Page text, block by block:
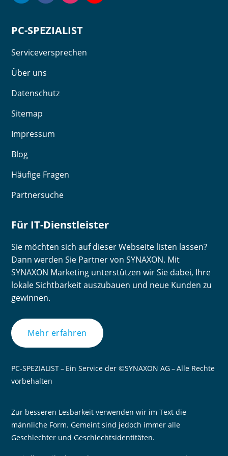
PC-SPEZIALIST
Serviceversprechen
Über uns
Datenschutz
Sitemap
Impressum
Blog
Häufige Fragen
Partnersuche
Für IT-Dienstleister
Sie möchten sich auf dieser Webseite listen lassen?
Dann werden Sie Partner von SYNAXON. Mit
SYNAXON Marketing unterstützen wir Sie dabei, Ihre
lokale Sichtbarkeit auszubauen und neue Kunden zu
gewinnen.
Mehr erfahren
PC-SPEZIALIST – Ein Service der ©SYNAXON AG – Alle Rechte
vorbehalten
Zur besseren Lesbarkeit verwenden wir im Text die
männliche Form. Gemeint sind jedoch immer alle
Geschlechter und Geschlechtsidentitäten.